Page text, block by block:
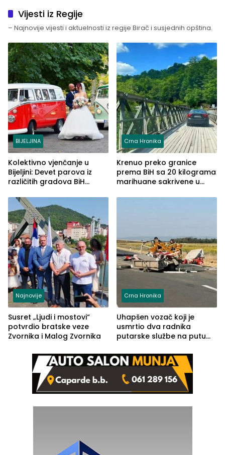
Vijesti iz Regije
– Najnovije vijesti i aktuelnosti iz regije Birač i susjednih opština.
BIJELJINA
Kolektivno vjenčanje u
Bijeljini: Devet parova iz
različitih gradova BiH
Crna Hronika
Krenuo preko granice
prema BiH sa 20 kilograma
marihuane sakrivene u
Najnovije
Susret „Ljudi i mostovi“
potvrdio bratske veze
Zvornika i Malog Zvornika
Crna Hronika
Uhapšen vozač koji je
usmrtio dva radnika
putarske službe na putu
(FOTO)